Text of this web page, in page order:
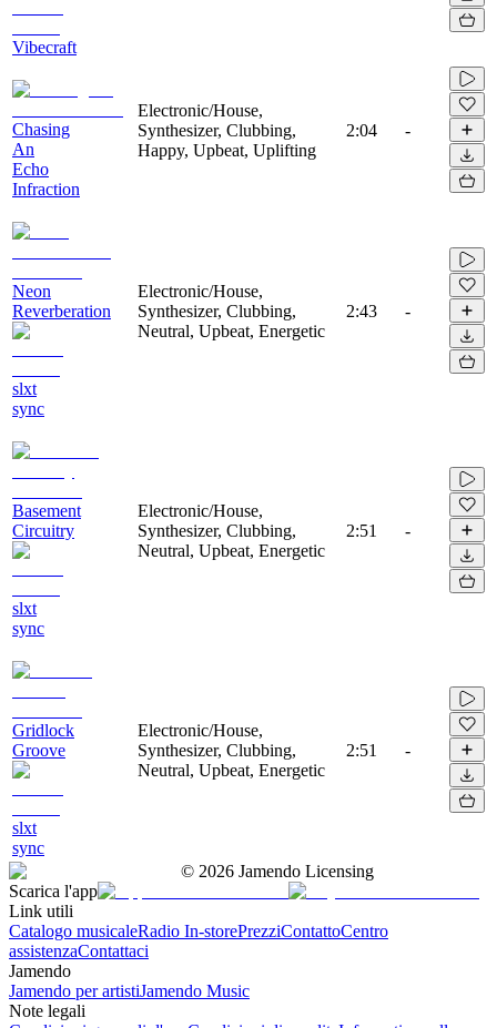
Vibecraft
Chasing
An
Echo
Infraction
Electronic/House,
Synthesizer, Clubbing,
Happy, Upbeat, Uplifting
2:04 -
Neon
Reverberation
slxt
sync
Electronic/House,
Synthesizer, Clubbing,
Neutral, Upbeat, Energetic
2:43 -
Basement
Circuitry
slxt
sync
Electronic/House,
Synthesizer, Clubbing,
Neutral, Upbeat, Energetic
2:51 -
Gridlock
Groove
slxt
sync
Electronic/House,
Synthesizer, Clubbing,
Neutral, Upbeat, Energetic
2:51 -
© 2026 Jamendo Licensing
Scarica l'app
Link utili
Catalogo musicaleRadio In-storePrezziContattoCentro
assistenzaContattaci
Jamendo
Jamendo per artistiJamendo Music
Note legali